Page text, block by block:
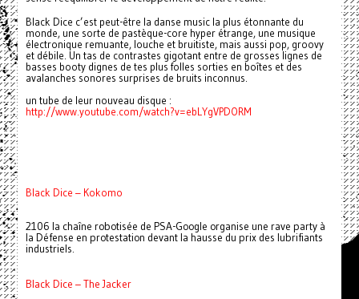
Black Dice c’est peut-être la danse music la plus étonnante du
monde, une sorte de pastèque-core hyper étrange, une musique
électronique remuante, louche et bruitiste, mais aussi pop, groovy
et débile. Un tas de contrastes gigotant entre de grosses lignes de
basses booty dignes de tes plus folles sorties en boîtes et des
avalanches sonores surprises de bruits inconnus.
un tube de leur nouveau disque :
http://www.youtube.com/watch?v=ebLYgVPDORM
Black Dice – Kokomo
2106 la chaîne robotisée de PSA-Google organise une rave party à
la Défense en protestation devant la hausse du prix des lubrifiants
industriels.
Black Dice – The Jacker